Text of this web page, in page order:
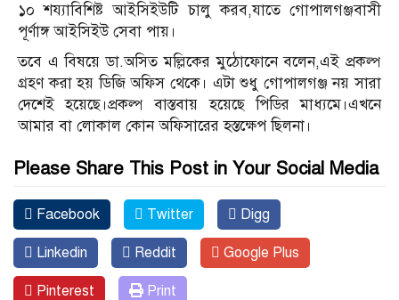
১০ শয্যাবিশিষ্ট আইসিইউটি চালু করব,যাতে গোপালগঞ্জবাসী
পূর্ণাঙ্গ আইসিইউ সেবা পায়।
তবে এ বিষয়ে ডা.অসিত মল্লিকের মুঠোফোনে বলেন,এই প্রকল্প
গ্রহণ করা হয় ডিজি অফিস থেকে। এটা শুধু গোপালগঞ্জ নয় সারা
দেশেই হয়েছে।প্রকল্প বাস্তবায় হয়েছে পিডির মাধ্যমে।এখনে
আমার বা লোকাল কোন অফিসারের হস্তক্ষেপ ছিলনা।
Please Share This Post in Your Social Media
Facebook Twitter Digg
Linkedin Reddit Google Plus
Pinterest Print